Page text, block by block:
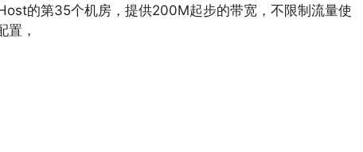
的第35个机房，提供200M起步的带宽，不限制流量使
置，